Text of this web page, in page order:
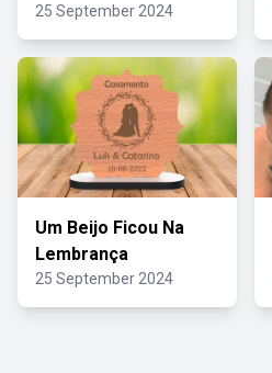
25 September 2024
Um Beijo Ficou Na
Lembrança
25 September 2024